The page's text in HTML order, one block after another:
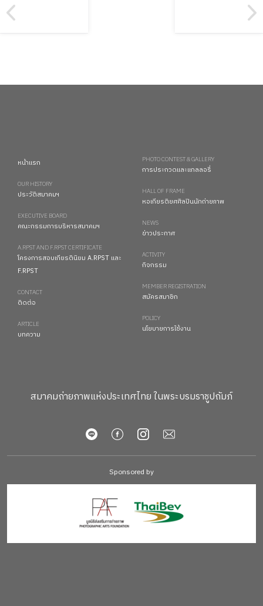
หน้าแรก
OUR HISTORY
ประวัติสมาคมฯ
EXECUTIVE BOARD
คณะกรรมการบริหารสมาคมฯ
A.RPST AND F.RPST CERTIFICATE
โครงการสอบเกียรตินิยม A.RPST และ
F.RPST
CONTACT
ติดต่อ
ARTICLE
บทความ
PHOTO CONTEST & GALLERY
การประกวดและแกลลอรี่
HALL OF FRAME
หอเกียรติยศศิลปินนักถ่ายภาพ
NEWS
ข่าวประกาศ
ACTIVITY
กิจกรรม
MEMBER REGISTRATION
สมัครสมาชิก
POLICY
นโยบายการใช้งาน
สมาคมถ่ายภาพแห่งประเทศไทย ในพระบรมราชูปถัมภ์
Sponsored by